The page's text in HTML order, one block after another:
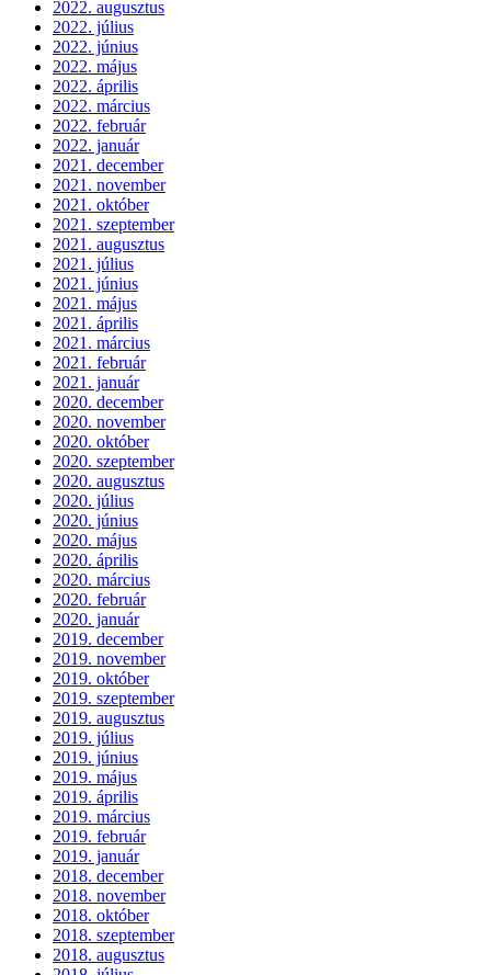
2022. augusztus
2022. július
2022. június
2022. május
2022. április
2022. március
2022. február
2022. január
2021. december
2021. november
2021. október
2021. szeptember
2021. augusztus
2021. július
2021. június
2021. május
2021. április
2021. március
2021. február
2021. január
2020. december
2020. november
2020. október
2020. szeptember
2020. augusztus
2020. július
2020. június
2020. május
2020. április
2020. március
2020. február
2020. január
2019. december
2019. november
2019. október
2019. szeptember
2019. augusztus
2019. július
2019. június
2019. május
2019. április
2019. március
2019. február
2019. január
2018. december
2018. november
2018. október
2018. szeptember
2018. augusztus